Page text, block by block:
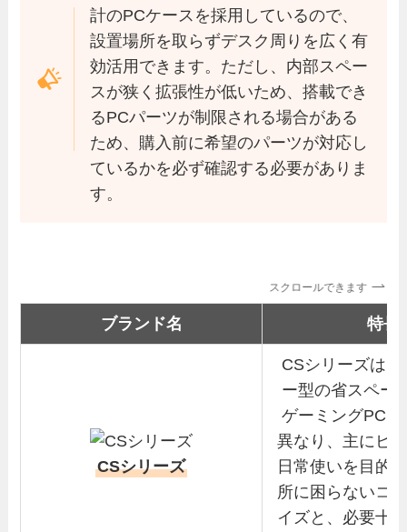
計のPCケースを採用しているので、
設置場所を取らずデスク周りを広く有
効活用できます。ただし、内部スペー
スが狭く拡張性が低いため、搭載でき
るPCパーツが制限される場合がある
ため、購入前に希望のパーツが対応し
ているかを必ず確認する必要がありま
す。
スクロールできます
ブランド名 特長
CSシリーズ
CSシリーズは
ー型の省スペー
ゲーミングPC
異なり、主にビ
日常使いを目的
所に困らないコ
イズと、必要十